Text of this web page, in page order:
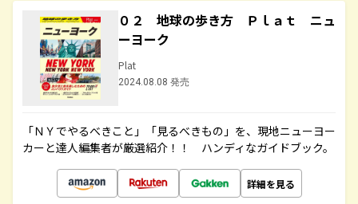
０２ 地球の歩き方 Ｐｌａｔ ニュ
ーヨーク
Plat
2024.08.08 発売
「ＮＹでやるべきこと」「見るべきもの」を、現地ニューヨー
カーと達人編集者が厳選紹介！！ ハンディなガイドブック。
詳細を見る